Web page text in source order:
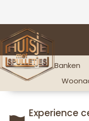
inhoud
Banken
Experience